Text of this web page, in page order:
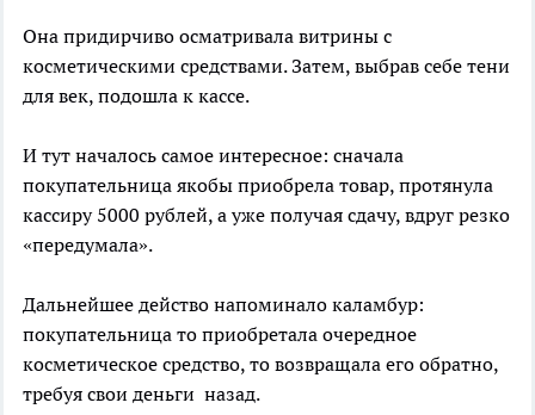
Она придирчиво осматривала витрины с
косметическими средствами. Затем, выбрав себе тени
для век, подошла к кассе.
И тут началось самое интересное: сначала
покупательница якобы приобрела товар, протянула
кассиру 5000 рублей, а уже получая сдачу, вдруг резко
«передумала».
Дальнейшее действо напоминало каламбур:
покупательница то приобретала очередное
косметическое средство, то возвращала его обратно,
требуя свои деньги назад.